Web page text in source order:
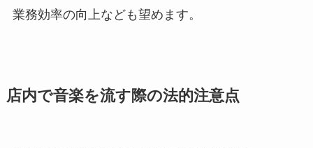
業務効率の向上なども望めます。
店内で音楽を流す際の法的注意点